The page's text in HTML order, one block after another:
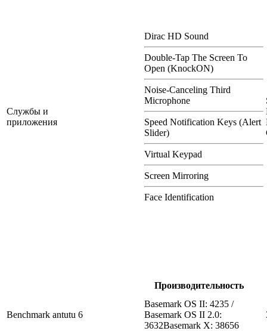
Службы и
приложения
Dirac HD Sound
Double-Tap The Screen To
Open (KnockON)
Noise-Canceling Third
Microphone
Speed Notification Keys (Alert
Slider)
Virtual Keypad
Screen Mirroring
Face Identification
Производительность
Benchmark antutu 6
Basemark OS II: 4235 /
Basemark OS II 2.0:
3632Basemark X: 38656